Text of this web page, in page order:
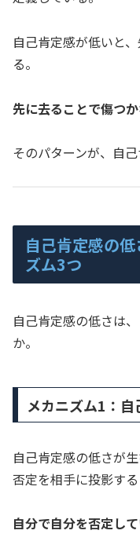
自己肯定感が低いと
る。
先に去ることで傷つ
そのパターンが、自
自己肯定感の
ズム3つ
自己肯定感の低さは
か。
メカニズム1：
自己肯定感の低さが
否定を相手に投影する
自分で自分を否定して